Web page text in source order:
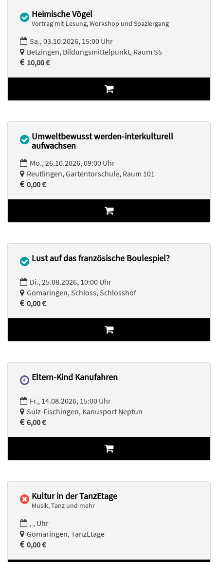
Heimische Vögel
Vortrag mit Lesung, Workshop und Spaziergang
Sa., 03.10.2026, 15:00 Uhr
Betzingen, Bildungsmittelpunkt, Raum S5
10,00 €
Umweltbewusst werden-interkulturell
aufwachsen
Mo., 26.10.2026, 09:00 Uhr
Reutlingen, Gartentorschule, Raum 101
0,00 €
Lust auf das französische Boulespiel?
Di., 25.08.2026, 10:00 Uhr
Gomaringen, Schloss, Schlosshof
0,00 €
Eltern-Kind Kanufahren
Fr., 14.08.2026, 15:00 Uhr
Sulz-Fischingen, Kanusport Neptun
6,00 €
Kultur in der TanzEtage
Musik, Tanz und mehr
, , Uhr
Gomaringen, TanzEtage
0,00 €